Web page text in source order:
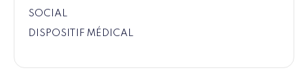
SOCIAL
DISPOSITIF MÉDICAL